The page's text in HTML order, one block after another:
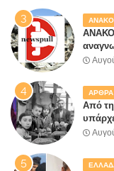
ΑΡΘΡΑ
Από